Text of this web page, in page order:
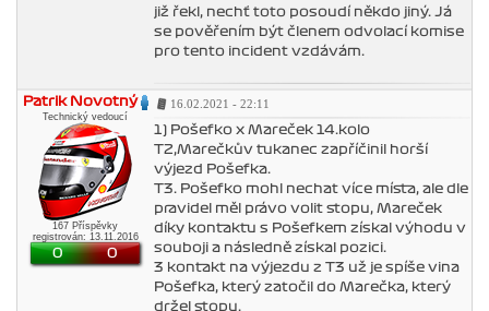
již řekl, nechť toto posoudí někdo jiný. Já
se pověřením být členem odvolací komise
pro tento incident vzdávám.
Patrik Novotný
Technický vedoucí
167 Příspěvky
registrován: 13.11.2016
0 0
16.02.2021 - 22:11
1) Pošefko x Mareček 14.kolo
T2,Marečkův ťukanec zapříčinil horší
výjezd Pošefka.
T3. Pošefko mohl nechat více místa, ale dle
pravidel měl právo volit stopu, Mareček
díky kontaktu s Pošefkem získal výhodu v
souboji a následně získal pozici.
3 kontakt na výjezdu z T3 už je spíše vina
Pošefka, který zatočil do Marečka, který
držel stopu.